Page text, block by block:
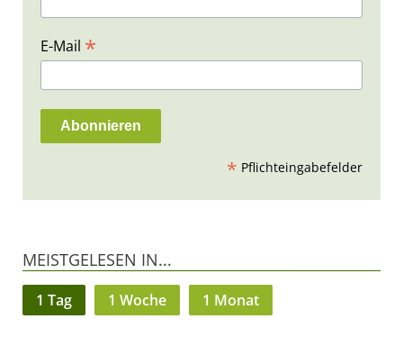
E-Mail *
* Pflichteingabefelder
MEISTGELESEN IN...
1 Tag 1 Woche 1 Monat